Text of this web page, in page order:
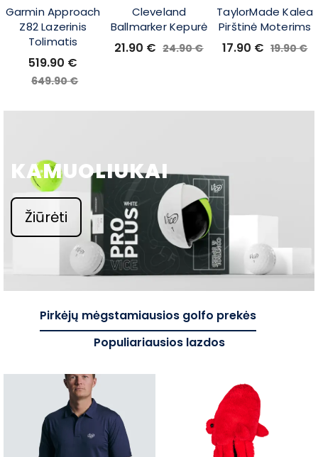
Garmin Approach
Z82 Lazerinis
Tolimatis
519.90 €
649.90€
Cleveland
Ballmarker Kepurė
21.90 € 24.90€
TaylorMade Kalea
Pirštinė Moterims
17.90 € 19.90€
KAMUOLIUKAI
Žiūrėti
Pirkėjų mėgstamiausios golfo prekės
Populiariausios lazdos